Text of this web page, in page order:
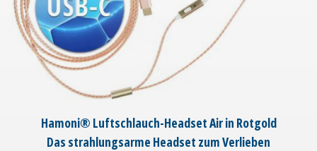
Hamoni® Luftschlauch-Headset Air in Rotgold
Das strahlungsarme Headset zum Verlieben